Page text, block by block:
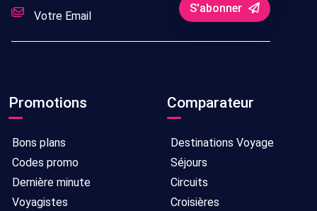
S'abonner
Promotions
Bons plans
Codes promo
Dernière minute
Voyagistes
Comparateur
Destinations Voyage
Séjours
Circuits
Croisières